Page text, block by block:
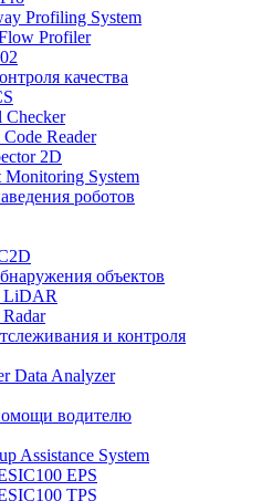
Profiling System
Profiler
качества
Checker
Reader
2D
Monitoring System
роботов
объектов
LiDAR
и контроля
Data Analyzer
водителю
Assistance System
EPS
TPS